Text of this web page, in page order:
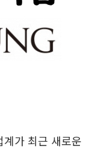
가 최근 새로운